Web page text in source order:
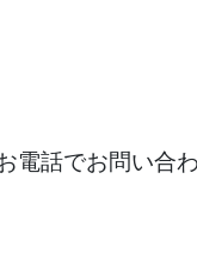
話でお問い合わ